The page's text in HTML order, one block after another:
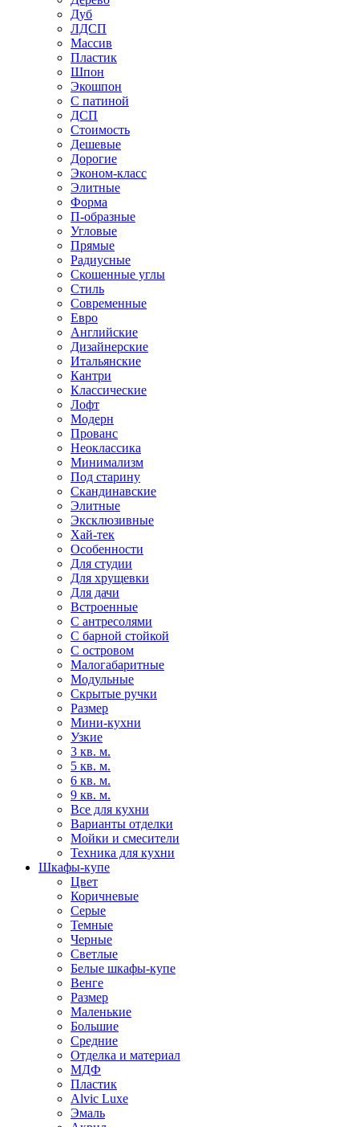
Дуб
ЛДСП
Массив
Пластик
Шпон
Экошпон
С патиной
ДСП
Стоимость
Дешевые
Дорогие
Эконом-класс
Элитные
Форма
П-образные
Угловые
Прямые
Радиусные
Скошенные углы
Стиль
Современные
Евро
Английские
Дизайнерские
Итальянские
Кантри
Классические
Лофт
Модерн
Прованс
Неоклассика
Минимализм
Под старину
Скандинавские
Элитные
Эксклюзивные
Хай-тек
Особенности
Для студии
Для хрущевки
Для дачи
Встроенные
С антресолями
С барной стойкой
С островом
Малогабаритные
Модульные
Скрытые ручки
Размер
Мини-кухни
Узкие
3 кв. м.
5 кв. м.
6 кв. м.
9 кв. м.
Все для кухни
Варианты отделки
Мойки и смесители
Техника для кухни
Шкафы-купе
Цвет
Коричневые
Серые
Темные
Черные
Светлые
Белые шкафы-купе
Венге
Размер
Маленькие
Большие
Средние
Отделка и материал
МДФ
Пластик
Alvic Luxe
Эмаль